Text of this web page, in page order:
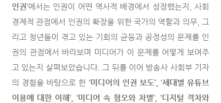
인권’에서는 인권이 어떤 역사적 배경에서 성장했는지, 사회
경제적 관점에서 인권의 확장을 위한 국가의 역할과 의무, 그
리고 청년들이 겪고 있는 기회의 균등과 공정성의 문제를 인
권의 관점에서 바라보며 미디어가 이 문제를 어떻게 보여주
고 있는지 살펴보았습니다. 그 뒤를 이어 방송사 사회부 기자
의 경험을 바탕으로 한 ‘미디어의 인권 보도’, ‘세대별 유튜브
이용에 대한 이해’, ‘미디어 속 혐오와 차별’, ‘디지털 격차와